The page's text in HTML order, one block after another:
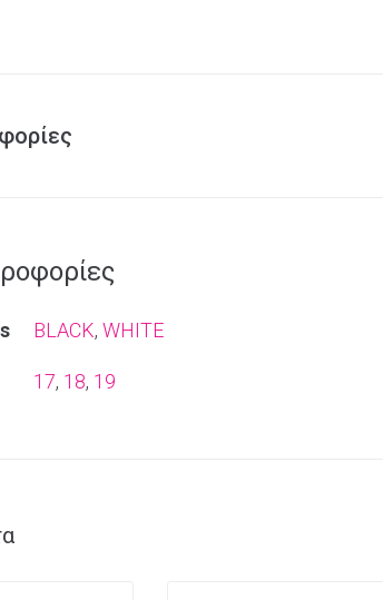
BLACK, WHITE
17, 18, 19